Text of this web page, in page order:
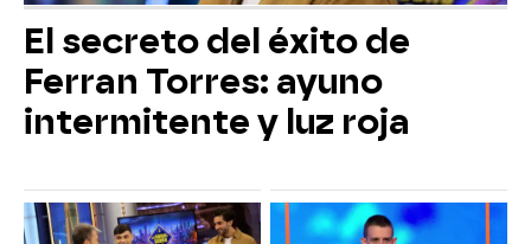
El secreto del éxito de
Ferran Torres: ayuno
intermitente y luz roja